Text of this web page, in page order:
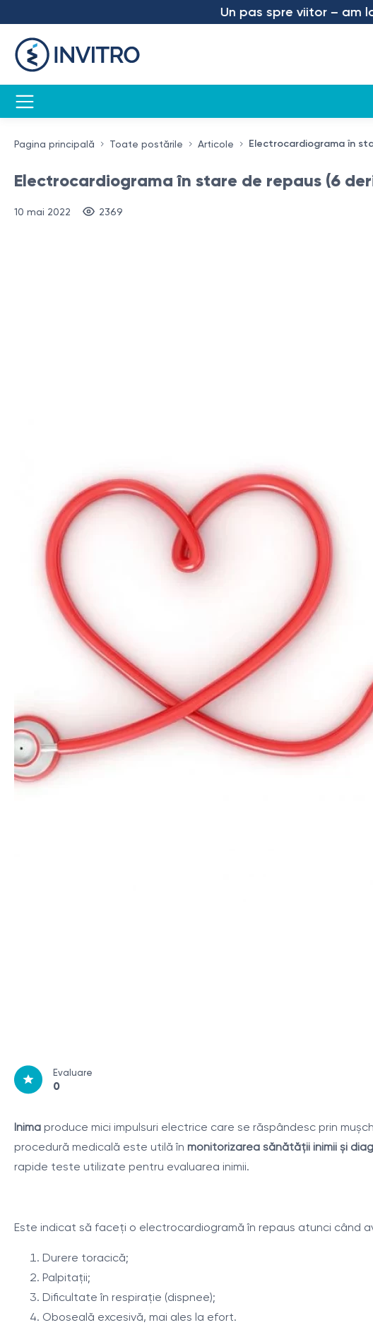
Un pas spre viitor – am lansat
Pagina principală Toate postările Articole Electrocardiograma în
Electrocardiograma în stare de repaus (6
10 mai 2022 2369
Evaluare
0
Inima produce mici impulsuri electrice care se răspândesc prin
procedură medicală este utilă în monitorizarea sănătății inimii și
rapide teste utilizate pentru evaluarea inimii.
Este indicat să faceţi o electrocardiogramă în repaus atunci când
Durere toracică;
Palpitaţii;
Dificultate în respiraţie (dispnee);
Oboseală excesivă, mai ales la efort.